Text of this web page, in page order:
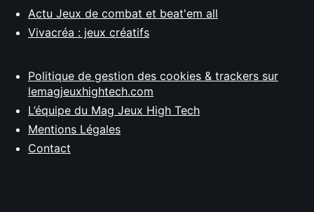
Actu Jeux de combat et beat'em all
Vivacréa : jeux créatifs
Politique de gestion des cookies & trackers sur
lemagjeuxhightech.com
L’équipe du Mag Jeux High Tech
Mentions Légales
Contact